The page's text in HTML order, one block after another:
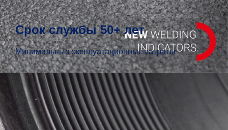
Срок службы 50+ лет
Минимальные эксплуатационные затраты